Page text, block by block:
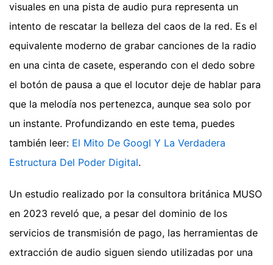
visuales en una pista de audio pura representa un
intento de rescatar la belleza del caos de la red. Es el
equivalente moderno de grabar canciones de la radio
en una cinta de casete, esperando con el dedo sobre
el botón de pausa a que el locutor deje de hablar para
que la melodía nos pertenezca, aunque sea solo por
un instante. Profundizando en este tema, puedes
también leer: El Mito De Googl Y La Verdadera
Estructura Del Poder Digital.
Un estudio realizado por la consultora británica MUSO
en 2023 reveló que, a pesar del dominio de los
servicios de transmisión de pago, las herramientas de
extracción de audio siguen siendo utilizadas por una